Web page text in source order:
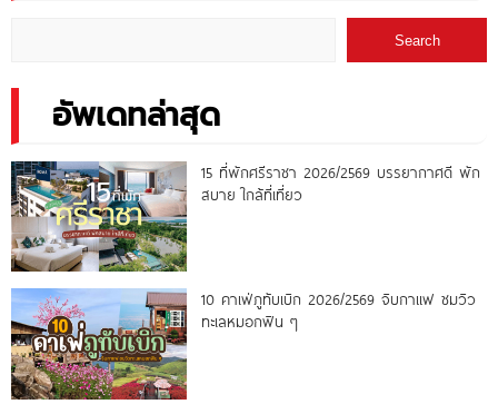
Search
อัพเดทล่าสุด
15 ที่พักศรีราชา 2026/2569 บรรยากาศดี พัก
สบาย ใกล้ที่เที่ยว
10 คาเฟ่ภูทับเบิก 2026/2569 จิบกาแฟ ชมวิว
ทะเลหมอกฟิน ๆ